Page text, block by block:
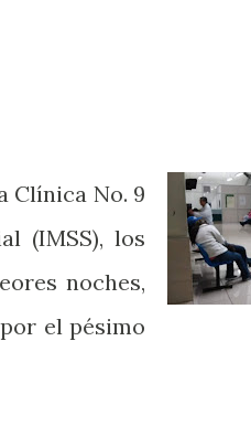
Clínica No. 9
(IMSS), los
noches,
el pésimo